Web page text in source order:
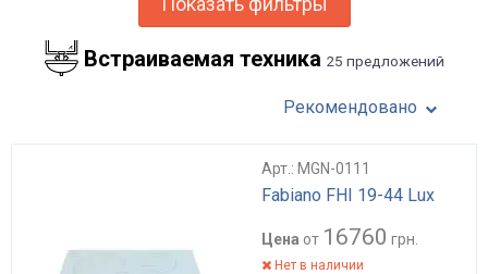
Встраиваемая техника 25 предложений
Рекомендовано
Арт.: MGN-0111
Fabiano FHI 19-44 Lux
Цена от 16760 грн.
Нет в наличии